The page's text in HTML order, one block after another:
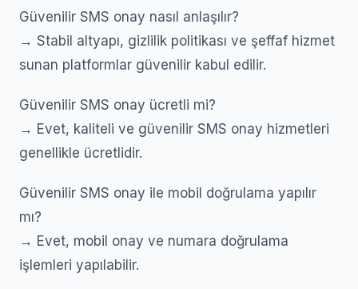
Güvenilir SMS onay nasıl anlaşılır?
→ Stabil altyapı, gizlilik politikası ve şeffaf hizmet
sunan platformlar güvenilir kabul edilir.
Güvenilir SMS onay ücretli mi?
→ Evet, kaliteli ve güvenilir SMS onay hizmetleri
genellikle ücretlidir.
Güvenilir SMS onay ile mobil doğrulama yapılır
mı?
→ Evet, mobil onay ve numara doğrulama
işlemleri yapılabilir.